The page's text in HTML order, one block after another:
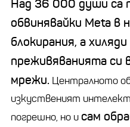
Над 36 000 души са
обвинявайки Meta в
блокирания, а
преживяванията си
мрежи. Централното
изкуственият
погрешно, но исам